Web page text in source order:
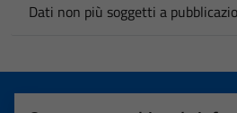
Dati non più soggetti a